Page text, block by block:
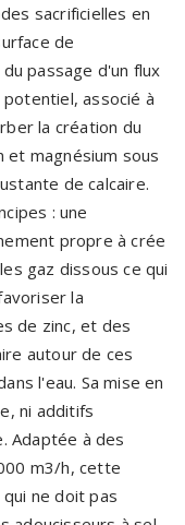
sacrificielles en
de
passage d'un flux
associé à
la création du
et magnésium sous
de calcaire.
: une
propre à crée
gaz dissous ce qui
la
de zinc, et des
autour de ces
l'eau. Sa mise en
ni additifs
Adaptée à des
m3/h, cette
ne doit pas